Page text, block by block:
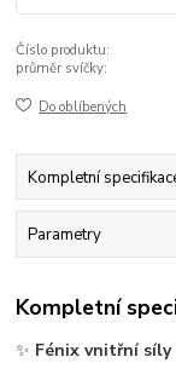
Číslo produktu:
průměr svíčky:
Do oblíbených
Kompletní
Parametry
Kompletní
✨ Fénix vnitřní síly